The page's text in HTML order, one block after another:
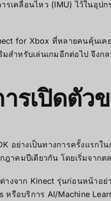
รเคลื่อนไหว (IMU) ไว้ในอุ
for Xbox ที่หลายคนคุ้นเค
สำหรับเล่นเกมอีกต่อไป จึง
รเปิดตัว
อย่างเป็นทางการครั้งแรก
ฎาคมปีเดียวกัน โดยเริ่มจา
างจาก Kinect รุ่นก่อนหน้าอ
หรือบริการ AI/Machine